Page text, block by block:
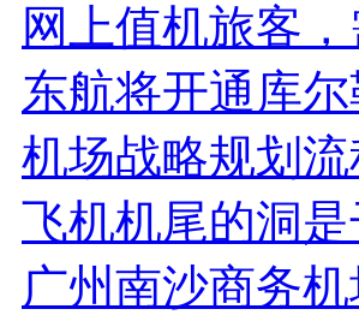
网上值机旅客
东航将开通库
机场战略规划流
飞机机尾的洞
广州南沙商务